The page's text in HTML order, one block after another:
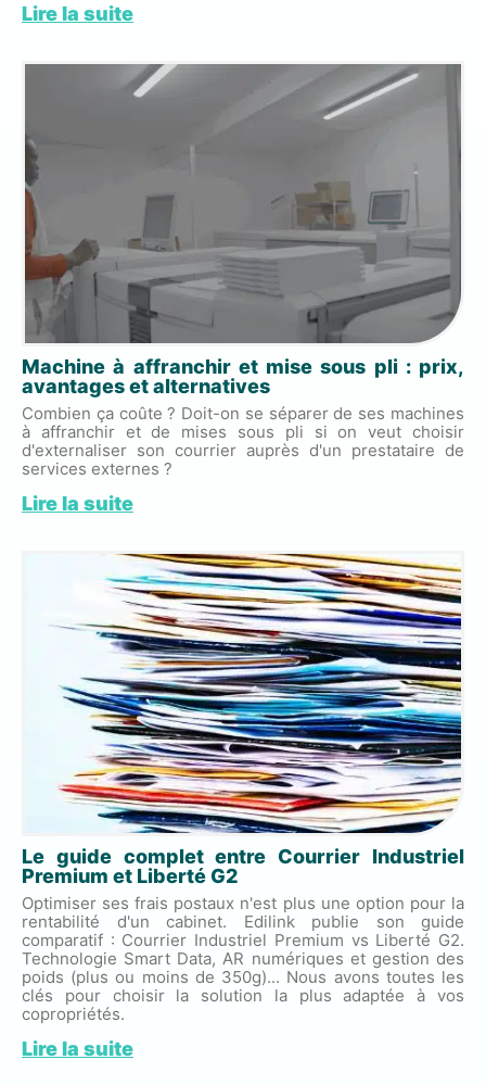
Lire la suite
Machine à affranchir et mise sous pli : prix,
avantages et alternatives
Combien ça coûte ? Doit-on se séparer de ses machines
à affranchir et de mises sous pli si on veut choisir
d'externaliser son courrier auprès d'un prestataire de
services externes ?
Lire la suite
Le guide complet entre Courrier Industriel
Premium et Liberté G2
Optimiser ses frais postaux n'est plus une option pour la
rentabilité d'un cabinet. Edilink publie son guide
comparatif : Courrier Industriel Premium vs Liberté G2.
Technologie Smart Data, AR numériques et gestion des
poids (plus ou moins de 350g)... Nous avons toutes les
clés pour choisir la solution la plus adaptée à vos
copropriétés.
Lire la suite